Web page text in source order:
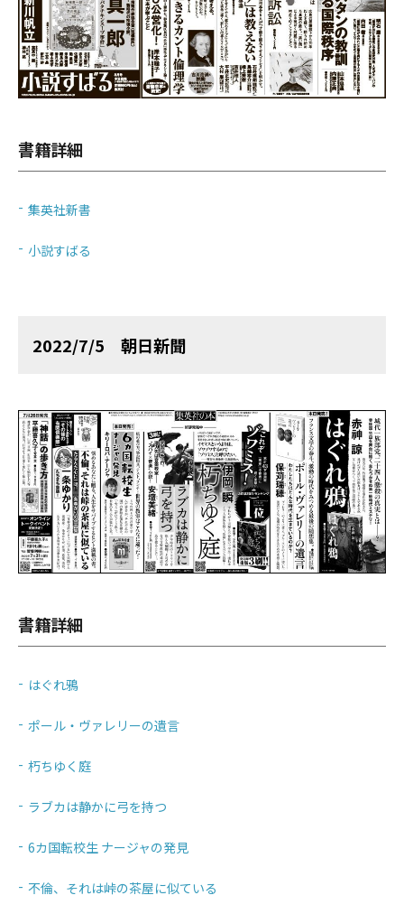
書籍詳細
集英社新書
小説すばる
2022/7/5 朝日新聞
書籍詳細
はぐれ鴉
ポール・ヴァレリーの遺言
朽ちゆく庭
ラブカは静かに弓を持つ
6カ国転校生 ナージャの発見
不倫、それは峠の茶屋に似ている